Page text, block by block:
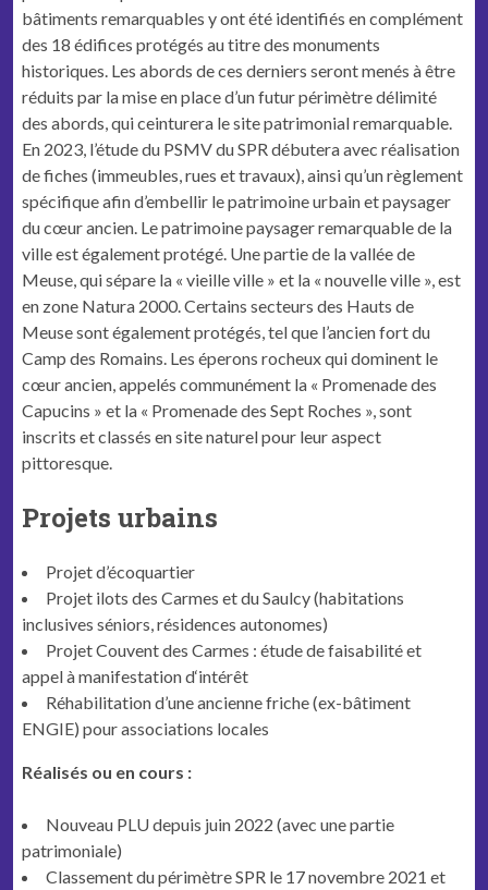
bâtiments remarquables y ont été identifiés en complément
des 18 édifices protégés au titre des monuments
historiques. Les abords de ces derniers seront menés à être
réduits par la mise en place d’un futur périmètre délimité
des abords, qui ceinturera le site patrimonial remarquable.
En 2023, l’étude du PSMV du SPR débutera avec réalisation
de fiches (immeubles, rues et travaux), ainsi qu’un règlement
spécifique afin d’embellir le patrimoine urbain et paysager
du cœur ancien. Le patrimoine paysager remarquable de la
ville est également protégé. Une partie de la vallée de
Meuse, qui sépare la « vieille ville » et la « nouvelle ville », est
en zone Natura 2000. Certains secteurs des Hauts de
Meuse sont également protégés, tel que l’ancien fort du
Camp des Romains. Les éperons rocheux qui dominent le
cœur ancien, appelés communément la « Promenade des
Capucins » et la « Promenade des Sept Roches », sont
inscrits et classés en site naturel pour leur aspect
pittoresque.
Projets urbains
Projet d’écoquartier
Projet ilots des Carmes et du Saulcy (habitations
inclusives séniors, résidences autonomes)
Projet Couvent des Carmes : étude de faisabilité et
appel à manifestation d‘intérêt
Réhabilitation d’une ancienne friche (ex-bâtiment
ENGIE) pour associations locales
Réalisés ou en cours :
Nouveau PLU depuis juin 2022 (avec une partie
patrimoniale)
Classement du périmètre SPR le 17 novembre 2021 et